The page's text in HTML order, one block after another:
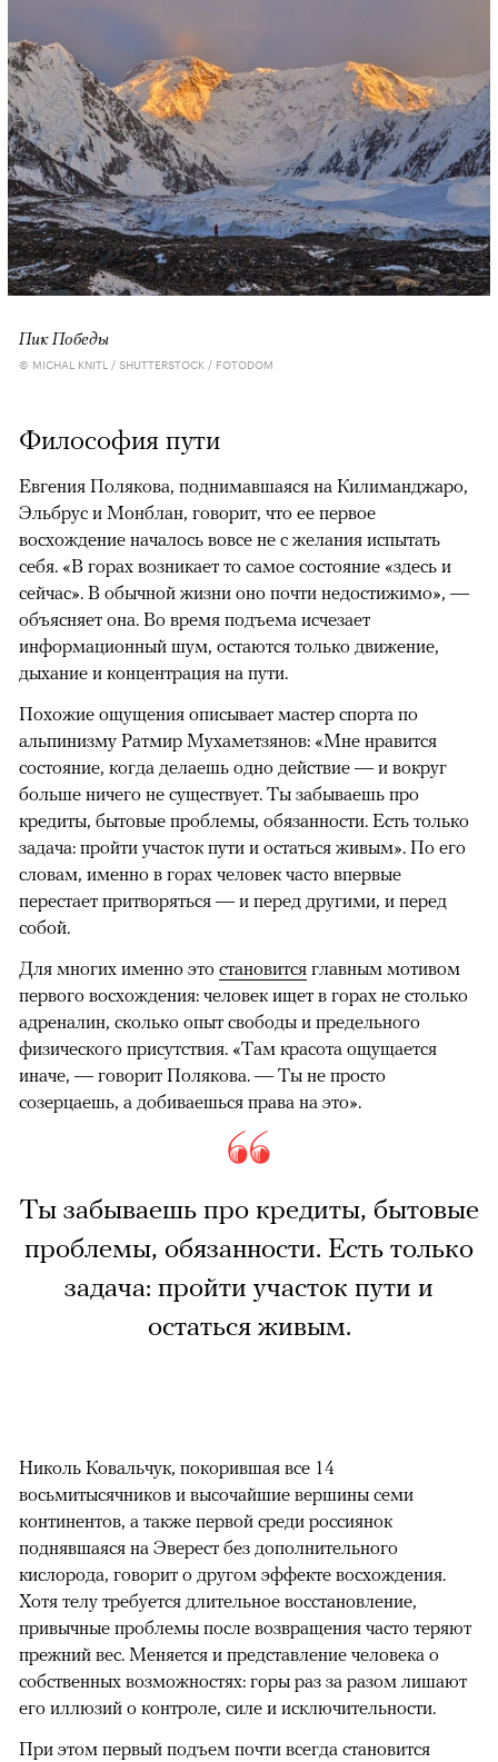
Пик Победы
© MICHAL KNITL / SHUTTERSTOCK / FOTODOM
Философия пути
Евгения Полякова, поднимавшаяся на Килиманджаро,
Эльбрус и Монблан, говорит, что ее первое
восхождение началось вовсе не с желания испытать
себя. «В горах возникает то самое состояние «здесь и
сейчас». В обычной жизни оно почти недостижимо», —
объясняет она. Во время подъема исчезает
информационный шум, остаются только движение,
дыхание и концентрация на пути.
Похожие ощущения описывает мастер спорта по
альпинизму Ратмир Мухаметзянов: «Мне нравится
состояние, когда делаешь одно действие — и вокруг
больше ничего не существует. Ты забываешь про
кредиты, бытовые проблемы, обязанности. Есть только
задача: пройти участок пути и остаться живым». По его
словам, именно в горах человек часто впервые
перестает притворяться — и перед другими, и перед
собой.
Для многих именно это становится главным мотивом
первого восхождения: человек ищет в горах не столько
адреналин, сколько опыт свободы и предельного
физического присутствия. «Там красота ощущается
иначе, — говорит Полякова. — Ты не просто
созерцаешь, а добиваешься права на это».
Ты забываешь про кредиты, бытовые
проблемы, обязанности. Есть только
задача: пройти участок пути и
остаться живым.
Николь Ковальчук, покорившая все 14
восьмитысячников и высочайшие вершины семи
континентов, а также первой среди россиянок
поднявшаяся на Эверест без дополнительного
кислорода, говорит о другом эффекте восхождения.
Хотя телу требуется длительное восстановление,
привычные проблемы после возвращения часто теряют
прежний вес. Меняется и представление человека о
собственных возможностях: горы раз за разом лишают
его иллюзий о контроле, силе и исключительности.
При этом первый подъем почти всегда становится